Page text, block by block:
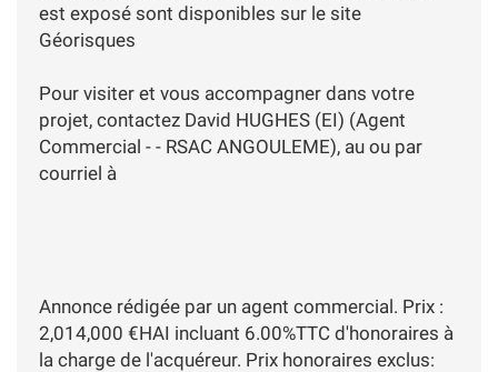
est exposé sont disponibles sur le site
Géorisques
Pour visiter et vous accompagner dans votre
projet, contactez David HUGHES (EI) (Agent
Commercial - - RSAC ANGOULEME), au ou par
courriel à
Annonce rédigée par un agent commercial. Prix :
2,014,000 €HAI incluant 6.00%TTC d'honoraires à
la charge de l'acquéreur. Prix honoraires exclus: